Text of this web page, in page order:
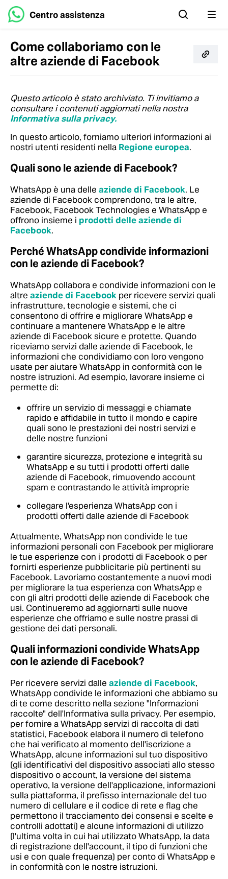
Centro assistenza
Come collaboriamo con le
altre aziende di Facebook
Questo articolo è stato archiviato. Ti invitiamo a
consultare i contenuti aggiornati nella nostra
Informativa sulla privacy.
In questo articolo, forniamo ulteriori informazioni ai
nostri utenti residenti nella Regione europea.
Quali sono le aziende di Facebook?
WhatsApp è una delle aziende di Facebook. Le
aziende di Facebook comprendono, tra le altre,
Facebook, Facebook Technologies e WhatsApp e
offrono insieme i prodotti delle aziende di
Facebook.
Perché WhatsApp condivide informazioni
con le aziende di Facebook?
WhatsApp collabora e condivide informazioni con le
altre aziende di Facebook per ricevere servizi quali
infrastrutture, tecnologie e sistemi, che ci
consentono di offrire e migliorare WhatsApp e
continuare a mantenere WhatsApp e le altre
aziende di Facebook sicure e protette. Quando
riceviamo servizi dalle aziende di Facebook, le
informazioni che condividiamo con loro vengono
usate per aiutare WhatsApp in conformità con le
nostre istruzioni. Ad esempio, lavorare insieme ci
permette di:
offrire un servizio di messaggi e chiamate
rapido e affidabile in tutto il mondo e capire
quali sono le prestazioni dei nostri servizi e
delle nostre funzioni
garantire sicurezza, protezione e integrità su
WhatsApp e su tutti i prodotti offerti dalle
aziende di Facebook, rimuovendo account
spam e contrastando le attività improprie
collegare l'esperienza WhatsApp con i
prodotti offerti dalle aziende di Facebook
Attualmente, WhatsApp non condivide le tue
informazioni personali con Facebook per migliorare
le tue esperienze con i prodotti di Facebook o per
fornirti esperienze pubblicitarie più pertinenti su
Facebook. Lavoriamo costantemente a nuovi modi
per migliorare la tua esperienza con WhatsApp e
con gli altri prodotti delle aziende di Facebook che
usi. Continueremo ad aggiornarti sulle nuove
esperienze che offriamo e sulle nostre prassi di
gestione dei dati personali.
Quali informazioni condivide WhatsApp
con le aziende di Facebook?
Per ricevere servizi dalle aziende di Facebook,
WhatsApp condivide le informazioni che abbiamo su
di te come descritto nella sezione "Informazioni
raccolte" dell'Informativa sulla privacy. Per esempio,
per fornire a WhatsApp servizi di raccolta di dati
statistici, Facebook elabora il numero di telefono
che hai verificato al momento dell'iscrizione a
WhatsApp, alcune informazioni sul tuo dispositivo
(gli identificativi del dispositivo associati allo stesso
dispositivo o account, la versione del sistema
operativo, la versione dell'applicazione, informazioni
sulla piattaforma, il prefisso internazionale del tuo
numero di cellulare e il codice di rete e flag che
permettono il tracciamento dei consensi e scelte e
controlli adottati) e alcune informazioni di utilizzo
(l'ultima volta in cui hai utilizzato WhatsApp, la data
di registrazione dell'account, il tipo di funzioni che
usi e con quale frequenza) per conto di WhatsApp e
in conformità con le nostre istruzioni.